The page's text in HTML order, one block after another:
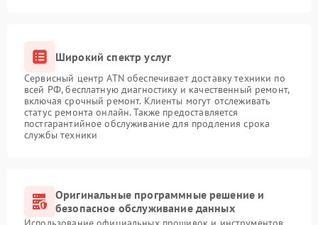
Широкий спектр услуг
Сервисный центр ATN обеспечивает доставку техники по
всей РФ, бесплатную диагностику и качественный ремонт,
включая срочный ремонт. Клиенты могут отслеживать
статус ремонта онлайн. Также предоставляется
постгарантийное обслуживание для продления срока
службы техники
Оригинальные программные решение и
безопасное обслуживание данных